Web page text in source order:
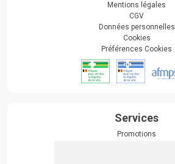
Mentions légales
CGV
Données personnelles
Cookies
Préférences Cookies
Services
Promotions